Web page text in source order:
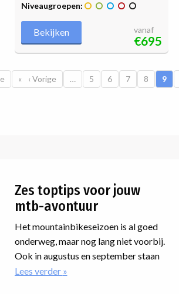
Niveaugroepen:
Bekijken vanaf
€695
Vorige pagina
‹ Vorige … Pagina
5 Pagina
6 Pagina
7 Pagina
8 9
Zes toptips voor jouw
mtb-avontuur
Het mountainbikeseizoen is al goed
onderweg, maar nog lang niet voorbij.
Ook in augustus en september staan
er nog een paar hele mooie
Lees verder over